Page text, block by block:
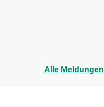
Alle Meldungen